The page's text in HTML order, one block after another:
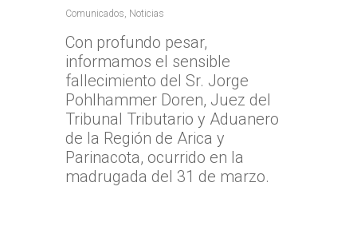
Comunicados, Noticias
Con profundo pesar,
informamos el sensible
fallecimiento del Sr. Jorge
Pohlhammer Doren, Juez del
Tribunal Tributario y Aduanero
de la Región de Arica y
Parinacota, ocurrido en la
madrugada del 31 de marzo.